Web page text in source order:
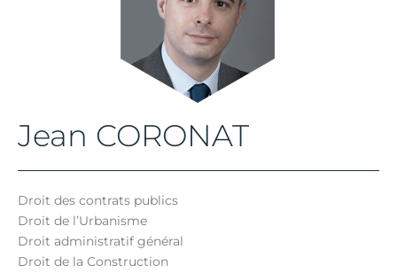
Jean CORONAT
Droit des contrats publics
Droit de l’Urbanisme
Droit administratif général
Droit de la Construction